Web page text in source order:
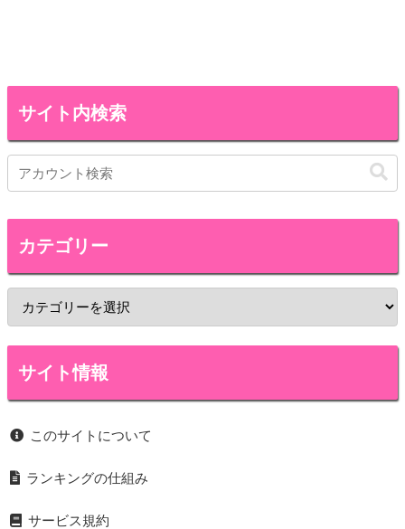
サイト内検索
カテゴリー
サイト情報
このサイトについて
ランキングの仕組み
サービス規約